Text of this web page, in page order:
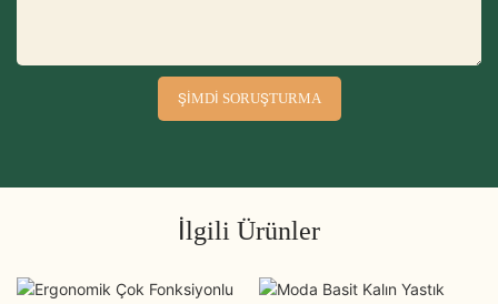
ŞIMDI SORUŞTURMA
İlgili Ürünler